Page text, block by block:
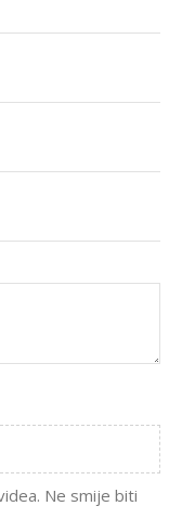
Ne smije biti